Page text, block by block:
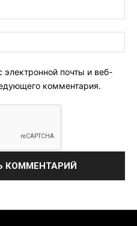
почты и веб-
комментария.